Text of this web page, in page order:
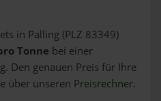
in Palling (PLZ 83349)
Tonne bei einer
Den genauen Preis für Ihre
über unseren Preisrechner.